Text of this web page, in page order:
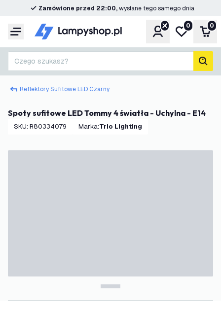
Zamówione przed 22:00,wysłane tego samego dnia
Menu KontoMoja lista
0 0
Czego szukasz?
Reflektory Sufitowe LED Czarny
Spoty sufitowe LED Tommy 4 światła - Uchylna - E14
SKU: R80334079 Marka: Trio Lighting